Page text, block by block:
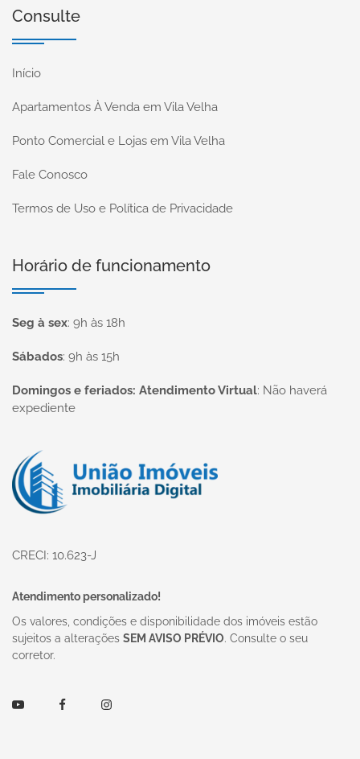
Consulte
Início
Apartamentos À Venda em Vila Velha
Ponto Comercial e Lojas em Vila Velha
Fale Conosco
Termos de Uso e Política de Privacidade
Horário de funcionamento
Seg à sex: 9h às 18h
Sábados: 9h às 15h
Domingos e feriados: Atendimento Virtual: Não haverá
expediente
Página inicial
CRECI: 10.623-J
Atendimento personalizado!
Os valores, condições e disponibilidade dos imóveis estão
sujeitos a alterações SEM AVISO PRÉVIO. Consulte o seu
corretor.
Youtube FacebookInstagram